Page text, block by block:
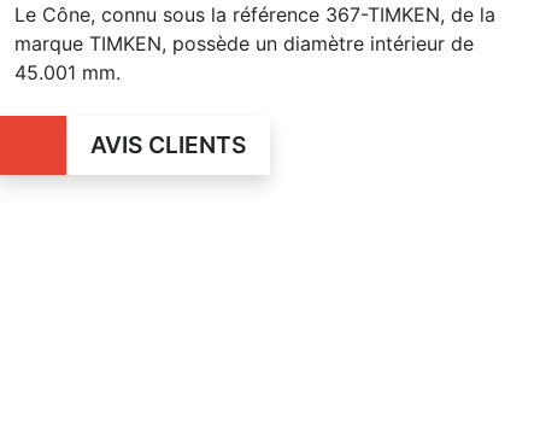
Le Cône, connu sous la référence 367-TIMKEN, de la
marque TIMKEN, possède un diamètre intérieur de
45.001 mm.
AVIS CLIENTS